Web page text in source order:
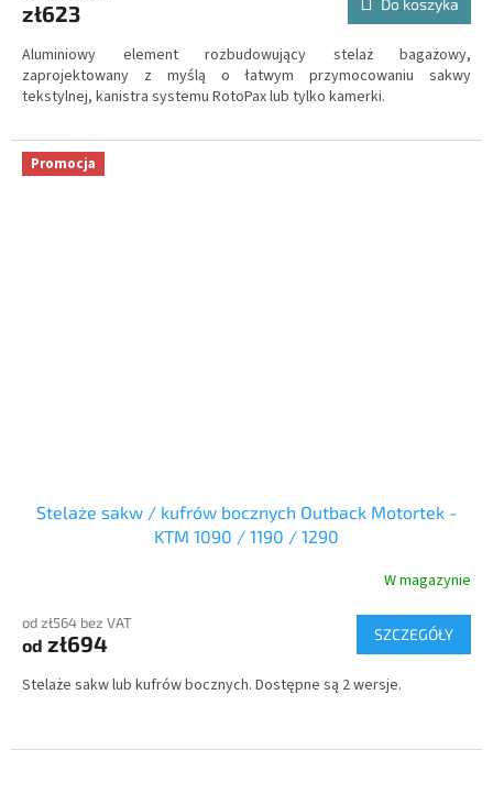
zł623 Do koszyka
Aluminiowy element rozbudowujący stelaż bagażowy,
zaprojektowany z myślą o łatwym przymocowaniu sakwy
tekstylnej, kanistra systemu RotoPax lub tylko kamerki.
Promocja
Stelaże sakw / kufrów bocznych Outback Motortek -
KTM 1090 / 1190 / 1290
W magazynie
od zł564 bez VAT
od zł694 SZCZEGÓŁY
Stelaże sakw lub kufrów bocznych. Dostępne są 2 wersje.